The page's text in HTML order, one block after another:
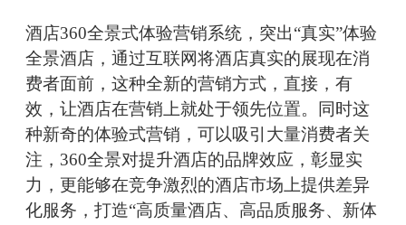
酒店360全景式体验营销系统，突出“真实”体验
全景酒店，通过互联网将酒店真实的展现在消
费者面前，这种全新的营销方式，直接，有
效，让酒店在营销上就处于领先位置。同时这
种新奇的体验式营销，可以吸引大量消费者关
注，360全景对提升酒店的品牌效应，彰显实
力，更能够在竞争激烈的酒店市场上提供差异
化服务，打造“高质量酒店、高品质服务、新体